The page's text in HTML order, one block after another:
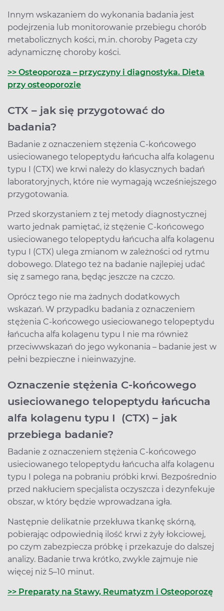
Innym wskazaniem do wykonania badania jest
podejrzenia lub monitorowanie przebiegu chorób
metabolicznych kości, m.in. choroby Pageta czy
adynamicznę choroby kości.
>> Osteoporoza – przyczyny i diagnostyka. Dieta
przy osteoporozie
CTX – jak się przygotować do
badania?
Badanie z oznaczeniem stężenia C-końcowego
usieciowanego telopeptydu łańcucha alfa kolagenu
typu I (CTX) we krwi należy do klasycznych badań
laboratoryjnych, które nie wymagają wcześniejszego
przygotowania.
Przed skorzystaniem z tej metody diagnostycznej
warto jednak pamiętać, iż stężenie C-końcowego
usieciowanego telopeptydu łańcucha alfa kolagenu
typu I (CTX) ulega zmianom w zależności od rytmu
dobowego. Dlatego też na badanie najlepiej udać
się z samego rana, będąc jeszcze na czczo.
Oprócz tego nie ma żadnych dodatkowych
wskazań. W przypadku badania z oznaczeniem
stężenia C-końcowego usieciowanego telopeptydu
łańcucha alfa kolagenu typu I nie ma również
przeciwwskazań do jego wykonania – badanie jest w
pełni bezpieczne i nieinwazyjne.
Oznaczenie stężenia C-końcowego
usieciowanego telopeptydu łańcucha
alfa kolagenu typu I (CTX) – jak
przebiega badanie?
Badanie z oznaczeniem stężenia C-końcowego
usieciowanego telopeptydu łańcucha alfa kolagenu
typu I polega na pobraniu próbki krwi. Bezpośrednio
przed nakłuciem specjalista oczyszcza i dezynfekuje
obszar, w który będzie wprowadzana igła.
Następnie delikatnie przekłuwa tkankę skórną,
pobierając odpowiednią ilość krwi z żyły łokciowej,
po czym zabezpiecza próbkę i przekazuje do dalszej
analizy. Badanie trwa krótko, zwykle zajmuje nie
więcej niż 5–10 minut.
>> Preparaty na Stawy, Reumatyzm i Osteoporozę